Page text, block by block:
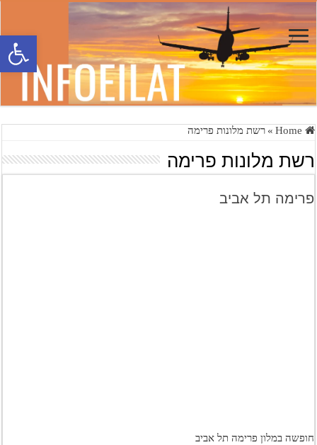
» רשת מלונות פרימה
רשת מלונות פרימה
פרימה תל אביב
חופשה במלון פרימה תל אביב
פתח